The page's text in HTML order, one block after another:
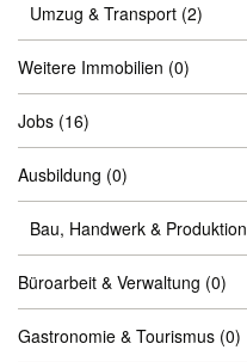
Umzug & Transport (2)
Weitere Immobilien (0)
Jobs (16)
Ausbildung (0)
Bau, Handwerk & Produktion
Büroarbeit & Verwaltung (0)
Gastronomie & Tourismus (0)